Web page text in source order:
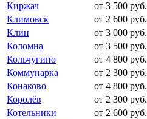
Киржач
от 3 500 руб.
Климовск
от 2 600 руб.
Клин
от 3 000 руб.
Коломна
от 3 500 руб.
Кольчугино
от 4 800 руб.
Коммунарка
от 2 300 руб.
Конаково
от 4 800 руб.
Королёв
от 2 300 руб.
Котельники
от 2 600 руб.